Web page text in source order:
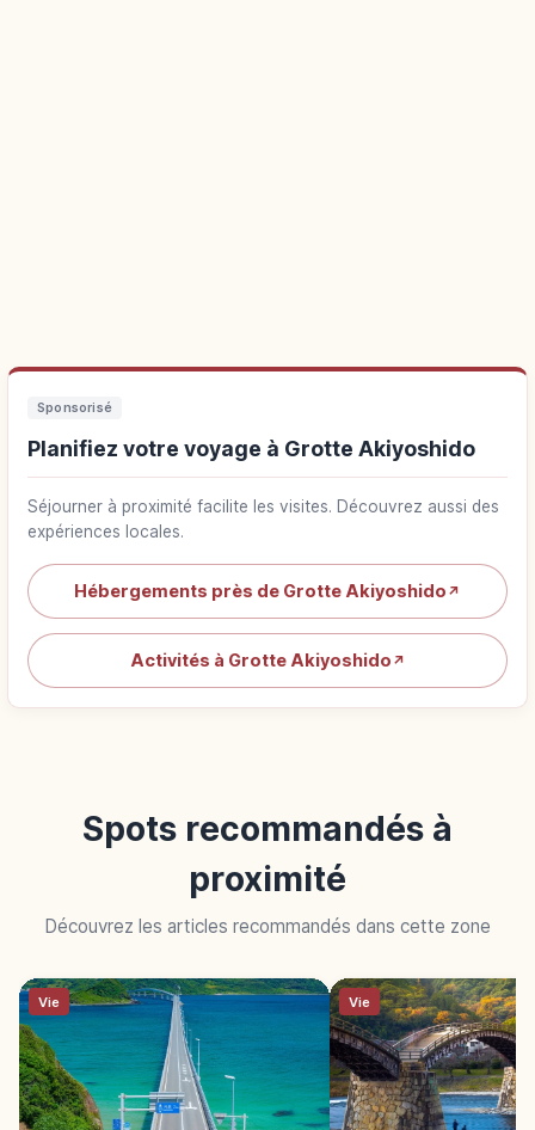
Sponsorisé
Planifiez votre voyage à Grotte Akiyoshido
Séjourner à proximité facilite les visites. Découvrez aussi des
expériences locales.
Hébergements près de Grotte Akiyoshido ↗
Activités à Grotte Akiyoshido ↗
Spots recommandés à
proximité
Découvrez les articles recommandés dans cette zone
Vie Vie